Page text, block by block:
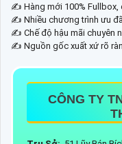
✍️ Hàng mới 100% Fullbox,
✍️ Nhiều chương trình ưu
✍️ Chế độ hậu mãi chuyên
✍️ Nguồn gốc xuất xứ rõ
CÔNG TY